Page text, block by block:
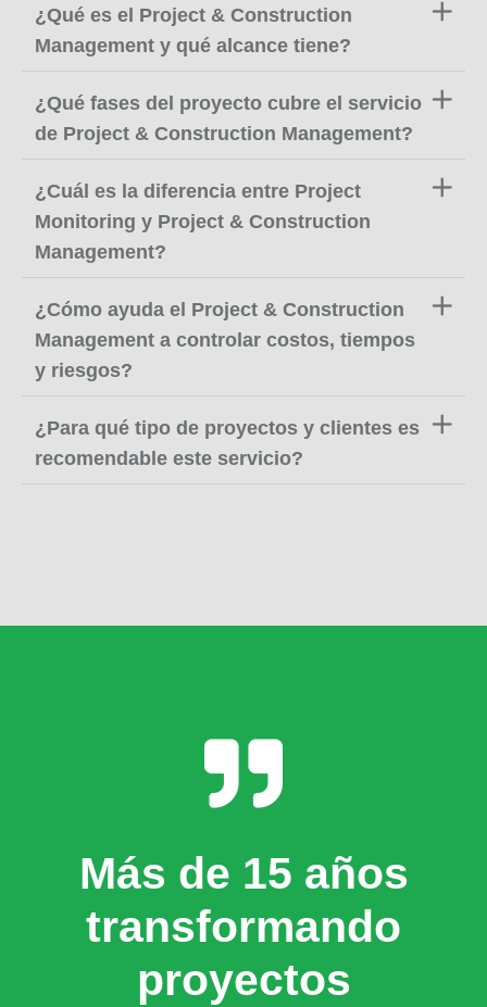
¿Qué es el Project & Construction
Management y qué alcance tiene?
¿Qué fases del proyecto cubre el servicio
de Project & Construction Management?
¿Cuál es la diferencia entre Project
Monitoring y Project & Construction
Management?
¿Cómo ayuda el Project & Construction
Management a controlar costos, tiempos
y riesgos?
¿Para qué tipo de proyectos y clientes es
recomendable este servicio?
Más de 15 años
transformando
proyectos